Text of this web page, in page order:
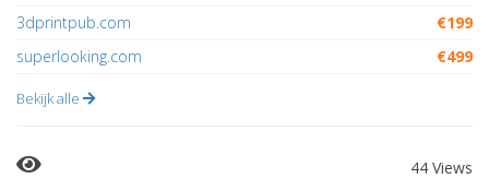
3dprintpub.com
€199
superlooking.com
€499
Bekijk alle
44 Views